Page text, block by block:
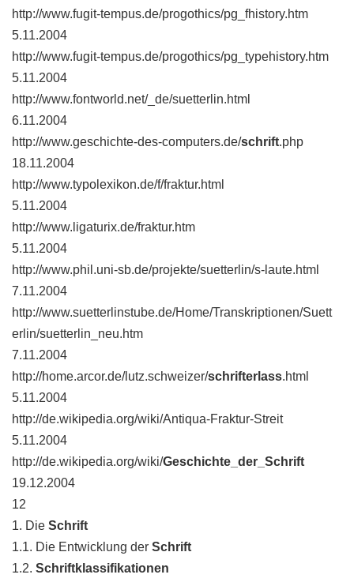
http://www.fugit-tempus.de/progothics/pg_fhistory.htm
5.11.2004
http://www.fugit-tempus.de/progothics/pg_typehistory.htm
5.11.2004
http://www.fontworld.net/_de/suetterlin.html
6.11.2004
http://www.geschichte-des-computers.de/schrift.php
18.11.2004
http://www.typolexikon.de/f/fraktur.html
5.11.2004
http://www.ligaturix.de/fraktur.htm
5.11.2004
http://www.phil.uni-sb.de/projekte/suetterlin/s-laute.html
7.11.2004
http://www.suetterlinstube.de/Home/Transkriptionen/Suett
erlin/suetterlin_neu.htm
7.11.2004
http://home.arcor.de/lutz.schweizer/schrifterlass.html
5.11.2004
http://de.wikipedia.org/wiki/Antiqua-Fraktur-Streit
5.11.2004
http://de.wikipedia.org/wiki/Geschichte_der_Schrift
19.12.2004
12
1. Die Schrift
1.1. Die Entwicklung der Schrift
1.2. Schriftklassifikationen